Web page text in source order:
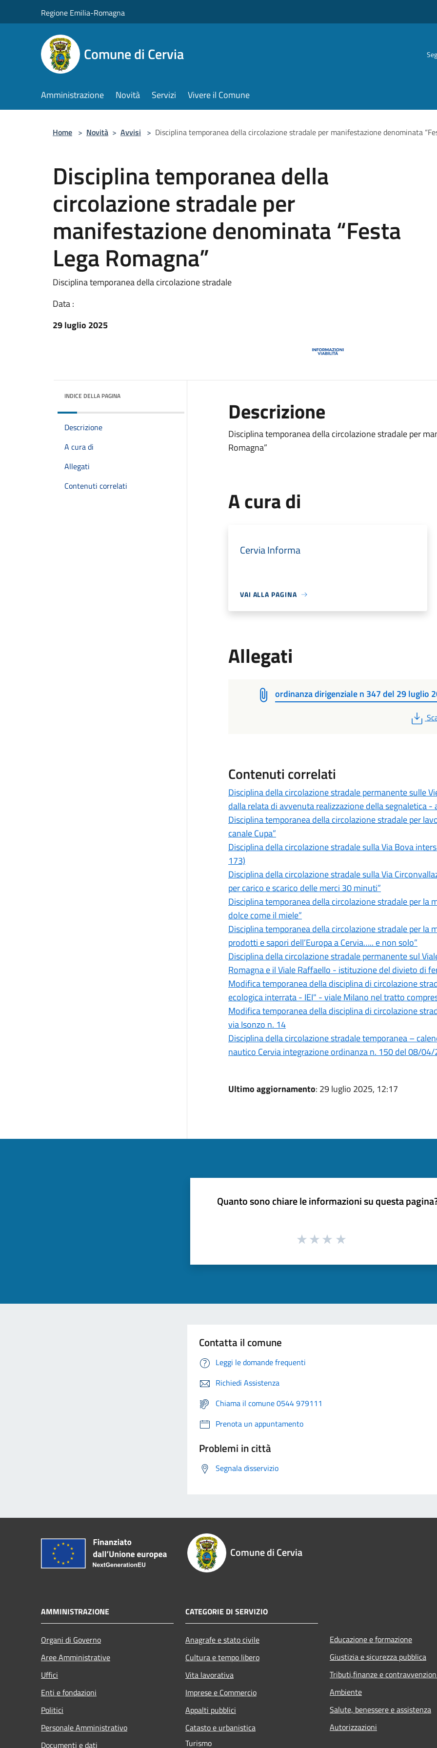
Regione Emilia-Romagna
Comune di Cervia
Amministrazione Novità Servizi Vivere il Comune
Home > Novità > Avvisi > Disciplina temporanea della circolazione stradale per manifestazione denominata
Disciplina temporanea della
circolazione stradale per
manifestazione denominata “Festa
Lega Romagna”
Disciplina temporanea della circolazione stradale
Data :
29 luglio 2025
INDICE DELLA PAGINA
Descrizione
A cura di
Allegati
Contenuti correlati
Descrizione
Disciplina temporanea della circolazione stradale per
Romagna”
A cura di
Cervia Informa
VAI ALLA PAGINA
Allegati
ordinanza dirigenziale n 347 del 29 luglio
Contenuti correlati
Disciplina della circolazione stradale permanente sulle
dalla relata di avvenuta realizzazione della segnaletica
Disciplina temporanea della circolazione stradale per
canale Cupa”
Disciplina della circolazione stradale sulla Via Bova
173)
Disciplina della circolazione stradale sulla Via
per carico e scarico delle merci 30 minuti”
Disciplina temporanea della circolazione stradale per
dolce come il miele”
Disciplina temporanea della circolazione stradale per la
prodotti e sapori dell’Europa a Cervia….. e non solo”
Disciplina della circolazione stradale permanente sul
Romagna e il Viale Raffaello - istituzione del divieto di
Modifica temporanea della disciplina di circolazione
ecologica interrata - IEI" - viale Milano nel tratto
Modifica temporanea della disciplina di circolazione
via Isonzo n. 14
Disciplina della circolazione stradale temporanea –
nautico Cervia integrazione ordinanza n. 150 del 08/
Ultimo aggiornamento: 29 luglio 2025, 12:17
Quanto sono chiare le informazioni su questa
Contatta il comune
Leggi le domande frequenti
Richiedi Assistenza
Chiama il comune 0544 979111
Prenota un appuntamento
Problemi in città
Segnala disservizio
Comune di Cervia
AMMINISTRAZIONE
Organi di Governo
Aree Amministrative
Uffici
Enti e fondazioni
Politici
Personale Amministrativo
Documenti e dati
CATEGORIE DI SERVIZIO
Anagrafe e stato civile
Cultura e tempo libero
Vita lavorativa
Imprese e Commercio
Appalti pubblici
Catasto e urbanistica
Turismo
Educazione e formazione
Giustizia e sicurezza pubblica
Tributi,finanze e
Ambiente
Salute, benessere e assistenza
Autorizzazioni